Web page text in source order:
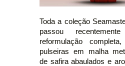
Toda a coleção
passou
reformulação
pulseiras em malha
de safira abaulados e